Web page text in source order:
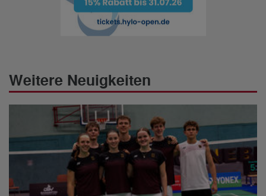
Weitere Neuigkeiten